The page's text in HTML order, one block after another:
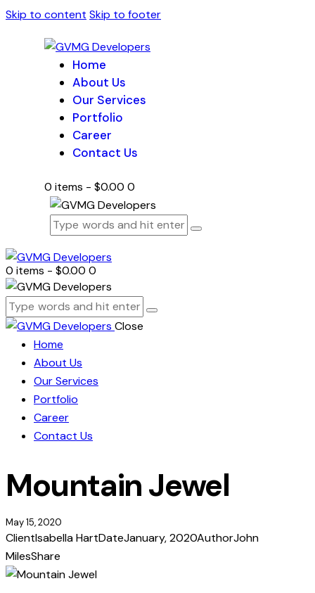
Skip to content Skip to footer
Home
About Us
Our Services
Portfolio
Career
Contact Us
0 items - $0.00 0
0 items - $0.00 0
Close
Home
About Us
Our Services
Portfolio
Career
Contact Us
Mountain Jewel
May 15, 2020
ClientIsabella HartDateJanuary, 2020AuthorJohn
MilesShare